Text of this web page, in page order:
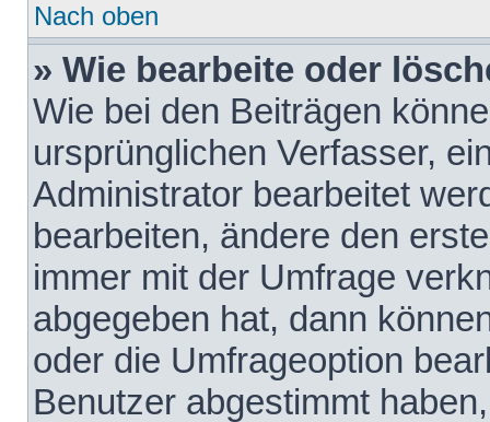
Nach oben
» Wie bearbeite oder
Wie bei den Beiträgen
ursprünglichen Verfasser,
Administrator bearbeitet
bearbeiten, ändere den
immer mit der Umfrage
abgegeben hat, dann
oder die Umfrageoption
Benutzer abgestimmt